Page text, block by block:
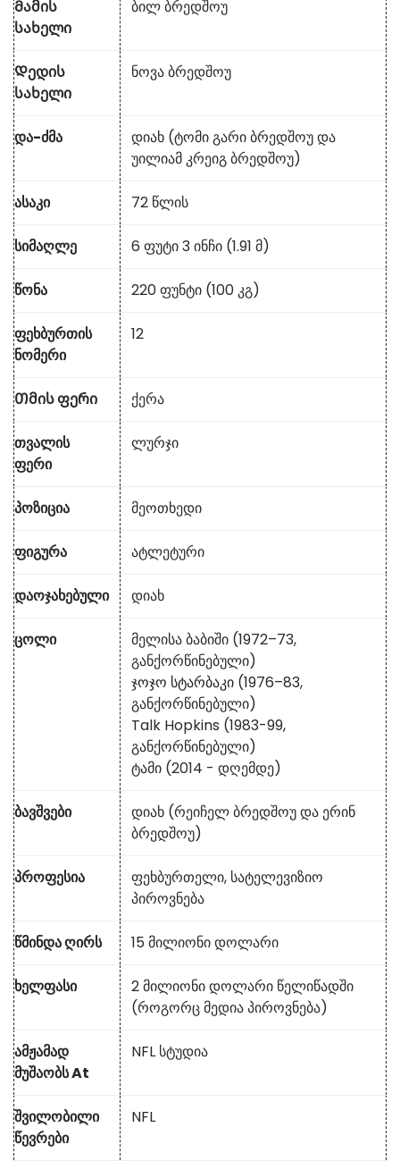
Მამის
სახელი
ბილ ბრედშოუ
Დედის
სახელი
ნოვა ბრედშოუ
და-ძმა
დიახ (ტომი გარი ბრედშოუ და
უილიამ კრეიგ ბრედშოუ)
ასაკი 72 წლის
სიმაღლე 6 ფუტი 3 ინჩი (1.91 მ)
წონა 220 ფუნტი (100 კგ)
ფეხბურთის
ნომერი
12
Თმის ფერი ქერა
თვალის
ფერი
ლურჯი
პოზიცია მეოთხედი
ფიგურა ატლეტური
დაოჯახებული დიახ
ცოლი
მელისა ბაბიში (1972–73,
განქორწინებული)
ჯოჯო სტარბაკი (1976–83,
განქორწინებული)
Talk Hopkins (1983-99,
განქორწინებული)
ტამი (2014 - დღემდე)
ბავშვები
დიახ (რეიჩელ ბრედშოუ და ერინ
ბრედშოუ)
პროფესია
ფეხბურთელი, სატელევიზიო
პიროვნება
წმინდა ღირს 15 მილიონი დოლარი
ხელფასი
2 მილიონი დოლარი წელიწადში
(როგორც მედია პიროვნება)
ამჟამად
მუშაობს At
NFL სტუდია
შვილობილი
წევრები
NFL